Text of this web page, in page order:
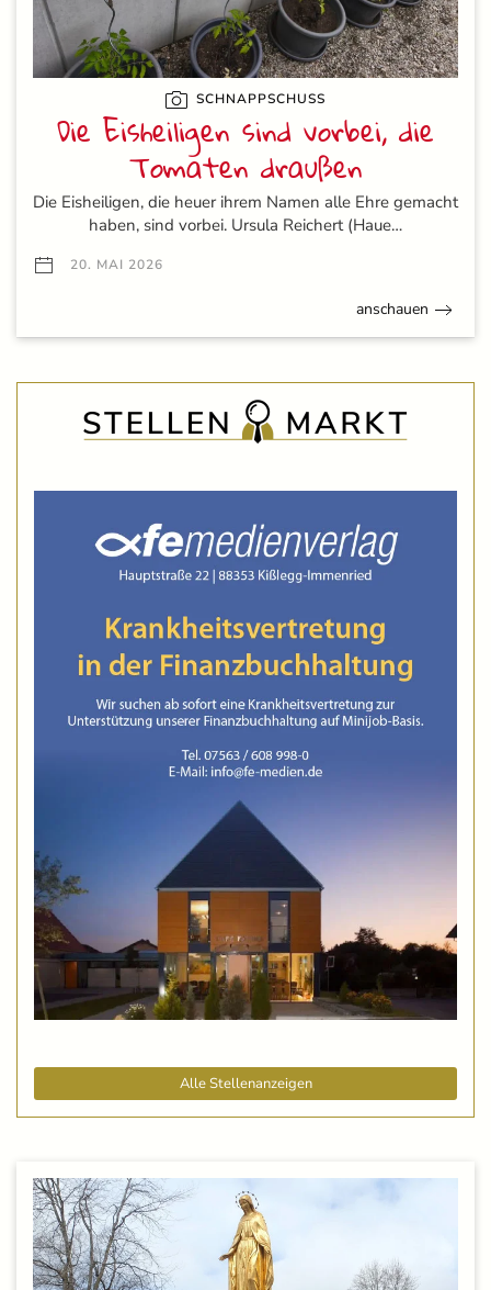
SCHNAPPSCHUSS
Die Eisheiligen sind vorbei, die
Tomaten draußen
Die Eisheiligen, die heuer ihrem Namen alle Ehre gemacht
haben, sind vorbei. Ursula Reichert (Haue…
20. MAI 2026
anschauen
Alle Stellenanzeigen